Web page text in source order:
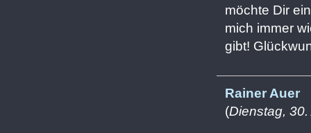
möchte Dir
mich immer
gibt!
Rainer Auer
(Dienstag,